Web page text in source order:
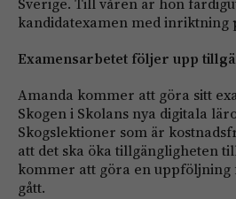
kandidatexamen med inriktning
Examensarbetet följer upp
Amanda kommer att göra sitt
Skogen i Skolans nya digitala
Skogslektioner som är
att det ska öka tillgängligheten
kommer att göra en uppföljning
gått.